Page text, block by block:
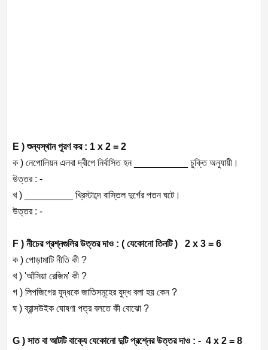
E ) শুন্যস্থান পূরণ কর : 1 x 2 = 2
ক ) নেপোলিয়ন এলবা দ্বীপে নির্বাসিত হন __________ চুক্তি অনুযায়ী।
উত্তর : -
খ ) _________ খ্রিস্টাব্দে বাস্তিল দুর্গের পতন ঘটে।
উত্তর : -
F ) নীচের প্রশ্নগুলির উত্তর দাও : ( যেকোনো তিনটি ) 2 x 3 = 6
ক ) পোড়ামাটি নীতি কী ?
খ ) 'আঁসিয়া রেজিম' কী ?
গ ) লিপজিগের যুদ্ধকে জাতিসমূহের যুদ্ধ বলা হয় কেন ?
ঘ ) ব্রান্সউইক ঘোষণা পত্র বলতে কী বোঝো ?
G ) সাত বা আটটি বাক্যে যেকোনো দুটি প্রশ্নের উত্তর দাও : - 4 x 2 = 8